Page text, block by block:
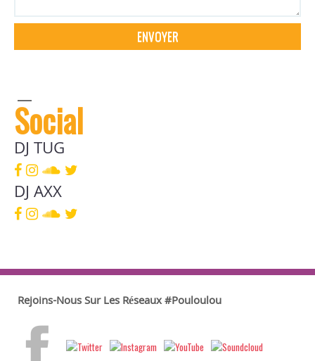
Social
DJ TUG
DJ AXX
Rejoins-Nous Sur Les Réseaux #Pouloulou